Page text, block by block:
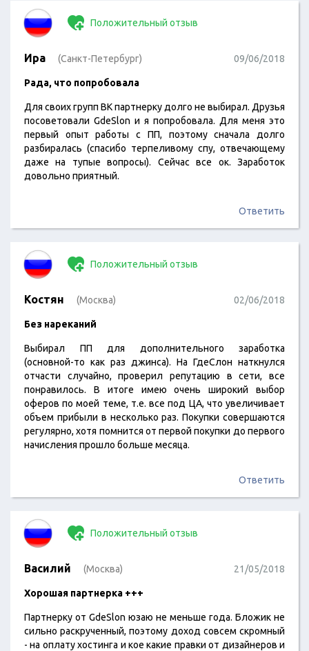
Положительный отзыв
Ира (Санкт-Петербург) 09/06/2018
Рада, что попробовала
Для своих групп ВК партнерку долго не выбирал. Друзья
посоветовали GdeSlon и я попробовала. Для меня это
первый опыт работы с ПП, поэтому сначала долго
разбиралась (спасибо терпеливому спу, отвечающему
даже на тупые вопросы). Сейчас все ок. Заработок
довольно приятный.
Ответить
Положительный отзыв
Костян (Москва) 02/06/2018
Без нареканий
Выбирал ПП для дополнительного заработка
(основной-то как раз джинса). На ГдеСлон наткнулся
отчасти случайно, проверил репутацию в сети, все
понравилось. В итоге имею очень широкий выбор
оферов по моей теме, т.е. все под ЦА, что увеличивает
объем прибыли в несколько раз. Покупки совершаются
регулярно, хотя помнится от первой покупки до первого
начисления прошло больше месяца.
Ответить
Положительный отзыв
Василий (Москва) 21/05/2018
Хорошая партнерка +++
Партнерку от GdeSlon юзаю не меньше года. Бложик не
сильно раскрученный, поэтому доход совсем скромный
- на оплату хостинга и кое какие правки от дизайнеров и